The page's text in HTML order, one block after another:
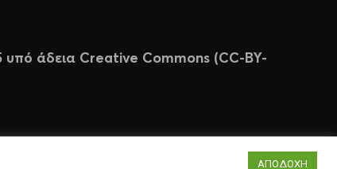
υπό άδεια Creative Commons (CC-BY-
ΑΠΟΔΟΧΗ